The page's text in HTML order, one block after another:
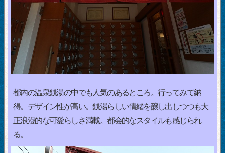
都内の温泉銭湯の中でも人気のあるところ。行ってみて納
得。デザイン性が高い。銭湯らしい情緒を醸し出しつつも大
正浪漫的な可愛らしさ満載。都会的なスタイルも感じられ
る。